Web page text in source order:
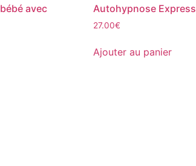
avec
Autohypnose Express
27.00€
Ajouter au panier